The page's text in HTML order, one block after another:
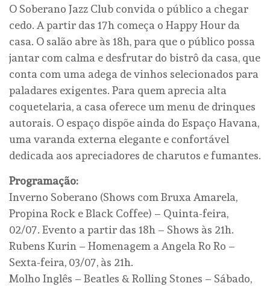
O Soberano Jazz Club convida o público a chegar
cedo. A partir das 17h começa o Happy Hour da
casa. O salão abre às 18h, para que o público possa
jantar com calma e desfrutar do bistrô da casa, que
conta com uma adega de vinhos selecionados para
paladares exigentes. Para quem aprecia alta
coquetelaria, a casa oferece um menu de drinques
autorais. O espaço dispõe ainda do Espaço Havana,
uma varanda externa elegante e confortável
dedicada aos apreciadores de charutos e fumantes.
Programação:
Inverno Soberano (Shows com Bruxa Amarela,
Propina Rock e Black Coffee) – Quinta-feira,
02/07. Evento a partir das 18h – Shows às 21h.
Rubens Kurin – Homenagem a Angela Ro Ro –
Sexta-feira, 03/07, às 21h.
Molho Inglês – Beatles & Rolling Stones – Sábado,